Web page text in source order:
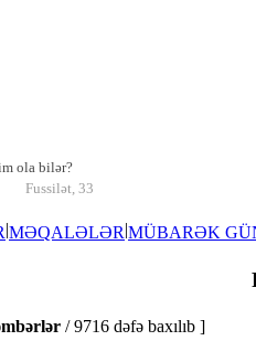
ola bilər?
Fussilət, 33
|MƏQALƏLƏR|MÜBARƏK
/ 9716 dəfə baxılıb ]